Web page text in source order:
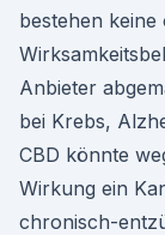
bestehen
Anbieter
bei Krebs,
CBD könnte
Wirkung ein
chronisch-